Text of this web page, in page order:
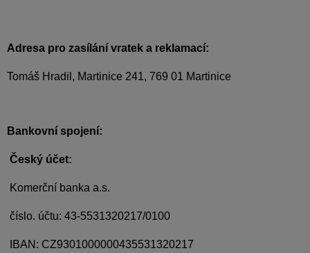
Adresa pro zasílání vratek a reklamací:
Tomáš Hradil, Martinice 241, 769 01 Martinice
Bankovní spojení:
Český účet:
Komerční banka a.s.
číslo. účtu: 43-5531320217/0100
IBAN: CZ9301000000435531320217